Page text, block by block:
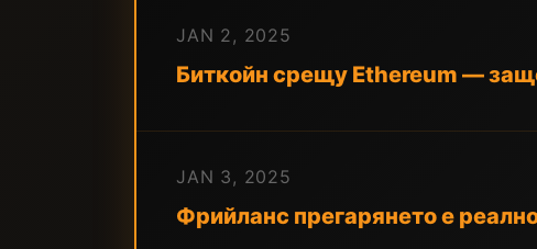
JAN 2, 2025
Биткойн срещу Ethereum —
JAN 3, 2025
Фрийланс прегарянето е